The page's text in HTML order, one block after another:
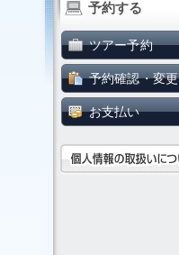
予約する
ツアー予約
予約確認・変更
お支払い